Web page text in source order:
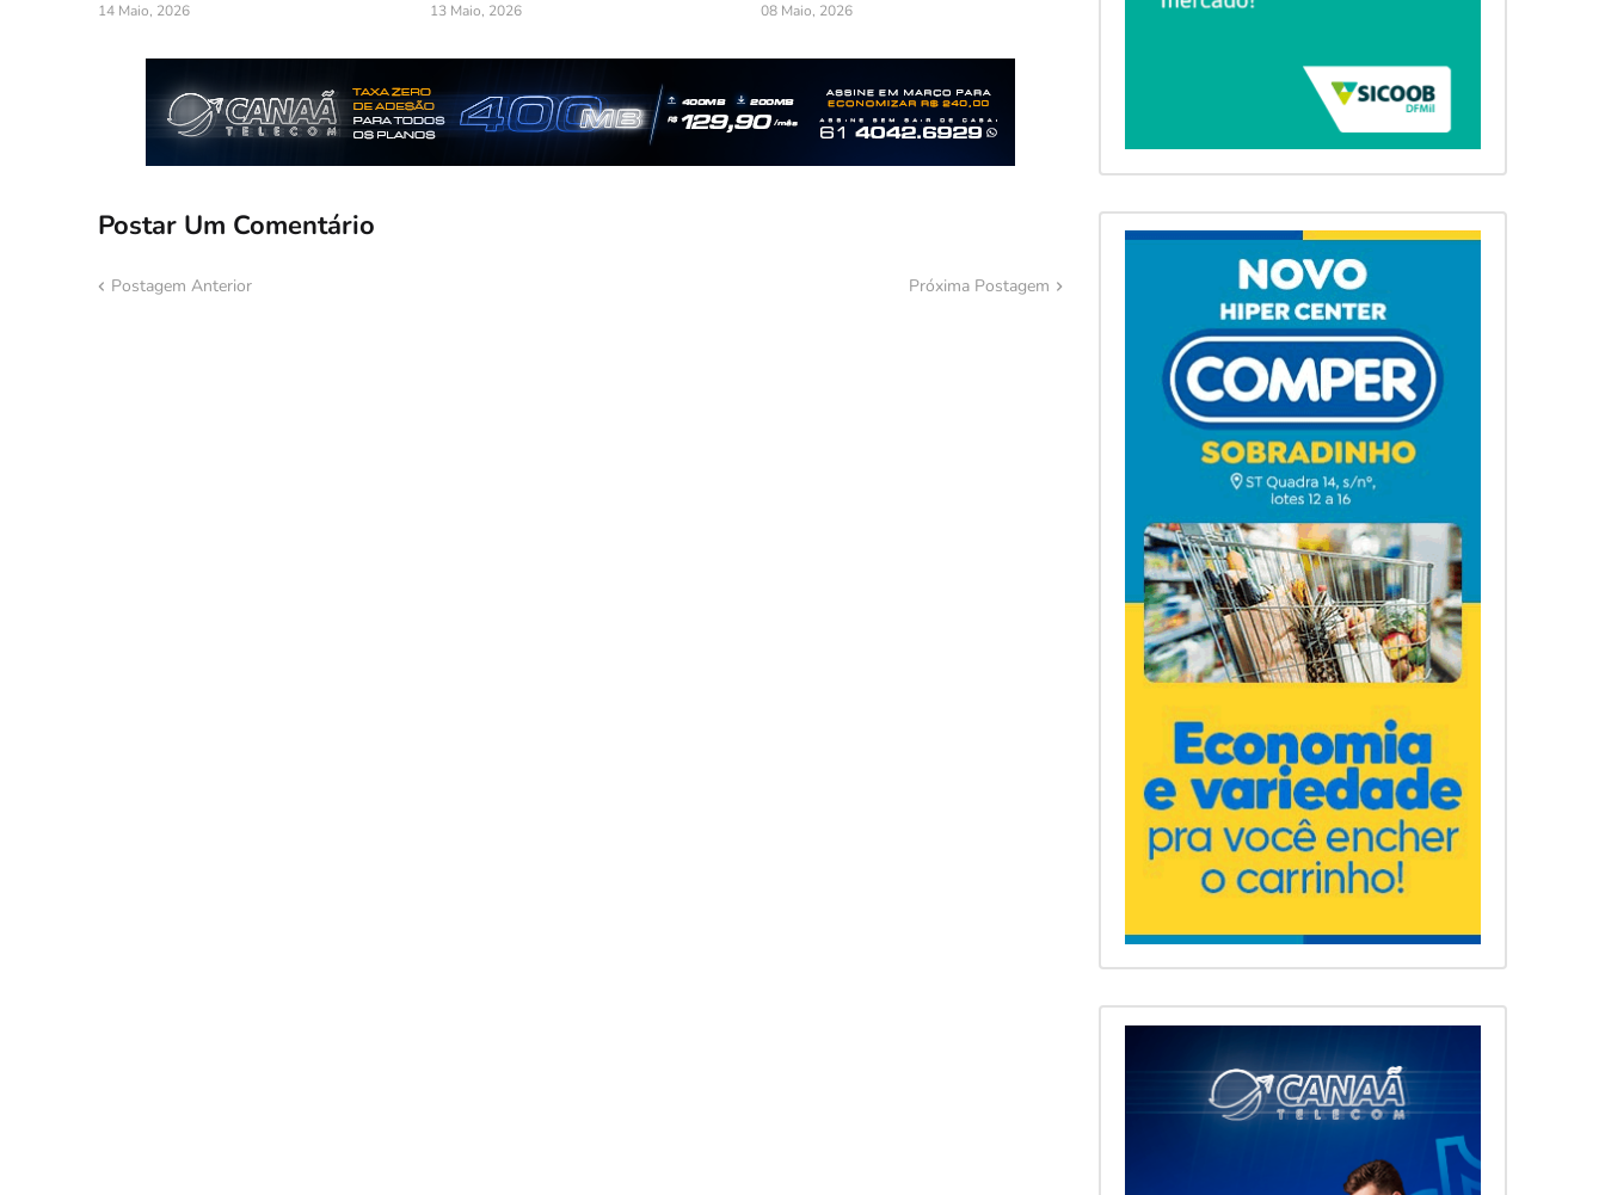
14 Maio, 2026 13 Maio, 2026 08 Maio, 2026
Postar Um Comentário
Postagem Anterior Próxima Postagem